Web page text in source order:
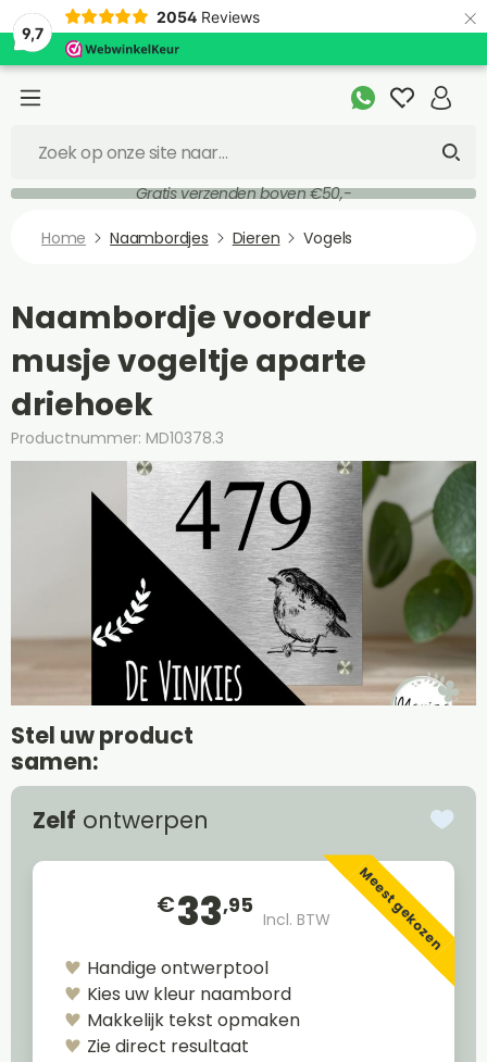
9,7
2054 Reviews ×
Gratis verzenden boven €50,-
Home Naambordjes Dieren Vogels
Naambordje voordeur
musje vogeltje aparte
driehoek
Productnummer: MD10378.3
Stel uw product
samen:
Zelf ontwerpen
€33,95
Incl. BTW Meest gekozen
Handige ontwerptool
Kies uw kleur naambord
Makkelijk tekst opmaken
Zie direct resultaat